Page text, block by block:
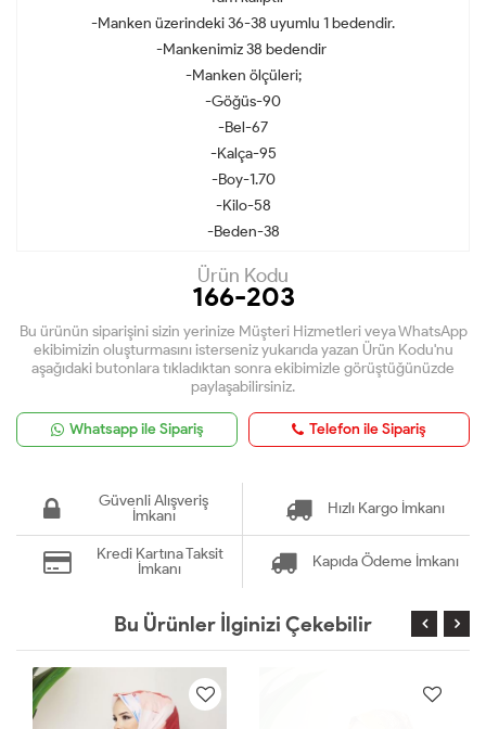
-Manken üzerindeki 36-38 uyumlu 1 bedendir.
-Mankenimiz 38 bedendir
-Manken ölçüleri;
-Göğüs-90
-Bel-67
-Kalça-95
-Boy-1.70
-Kilo-58
-Beden-38
Ürün Kodu
166-203
Bu ürünün siparişini sizin yerinize Müşteri Hizmetleri veya WhatsApp
ekibimizin oluşturmasını isterseniz yukarıda yazan Ürün Kodu'nu
aşağıdaki butonlara tıkladıktan sonra ekibimizle görüştüğünüzde
paylaşabilirsiniz.
Whatsapp ile Sipariş Telefon ile Sipariş
Güvenli Alışveriş
İmkanı
Hızlı Kargo İmkanı
Kredi Kartına Taksit
İmkanı
Kapıda Ödeme İmkanı
Bu Ürünler İlginizi Çekebilir